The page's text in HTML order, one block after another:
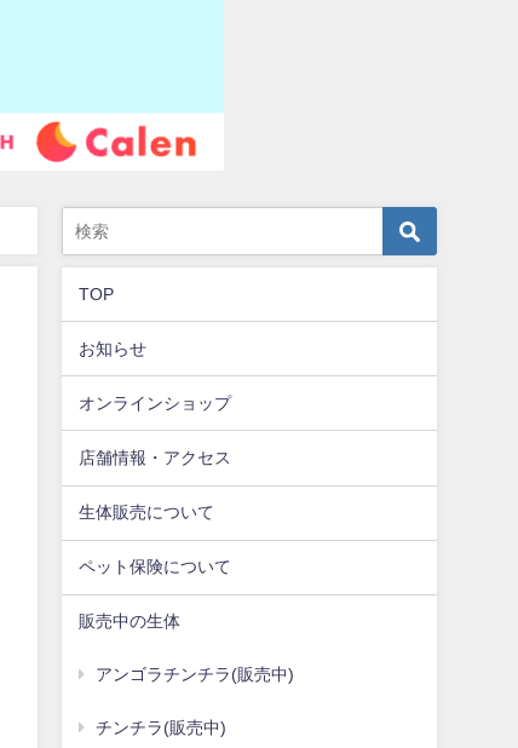
TOP
お知らせ
オンラインショップ
店舗情報・アクセス
生体販売について
ペット保険について
販売中の生体
アンゴラチンチラ(販売中)
チンチラ(販売中)